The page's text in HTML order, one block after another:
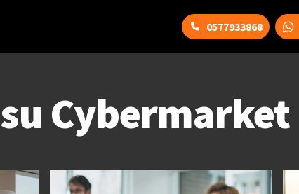
0577933868
su Cybermarket